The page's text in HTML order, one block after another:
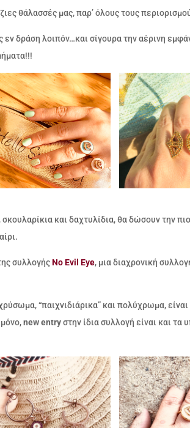
θάλασσές μας, παρ’ όλους τους
εν δράση λοιπόν…και σίγουρα την αέρινη
και δαχτυλίδια, θα δώσουν την
συλλογήςNo Evil Eye, μια διαχρονική
“παιχνιδιάρικα” και πολύχρωμα,
μόνο,new entryστην ίδια συλλογή είναι και τα